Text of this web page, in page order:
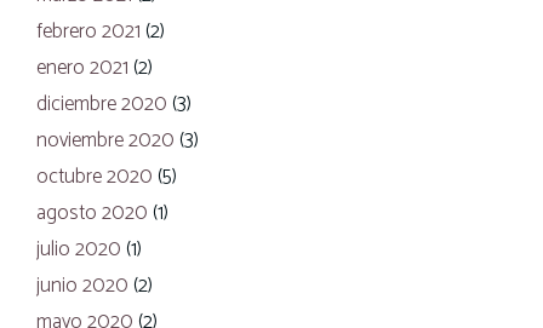
febrero 2021 (2)
enero 2021 (2)
diciembre 2020 (3)
noviembre 2020 (3)
octubre 2020 (5)
agosto 2020 (1)
julio 2020 (1)
junio 2020 (2)